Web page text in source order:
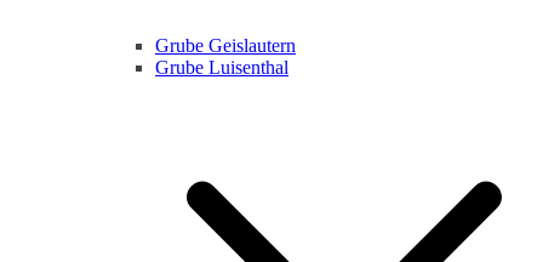
Grube Geislautern
Grube Luisenthal